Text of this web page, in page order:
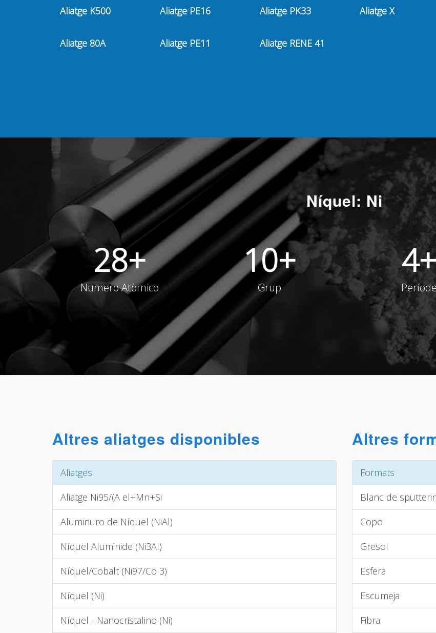
Aliatge K500 Aliatge PE16 Aliatge PK33 Aliatge X
Aliatge 80A Aliatge PE11 Aliatge RENE 41
Níquel: Ni
28+
Numero Atòmico
10+
Grup
4
Període
Altres aliatges disponibles
Aliatges
Aliatge Ni95/(A el+Mn+Si
Aluminuro de Níquel (NiAl)
Níquel Aluminide (Ni3Al)
Níquel/Cobalt (Ni97/Co 3)
Níquel (Ni)
Níquel - Nanocristalino (Ni)
Altres
Formats
Blanc de
Copo
Gresol
Esfera
Escumeja
Fibra